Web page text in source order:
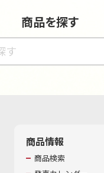
商品を探す
商品情報
商品検索